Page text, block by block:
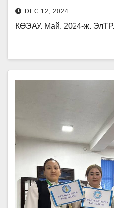
DEC 12, 2024
КӨЭАУ. Май. 2024-ж. ЭлТР.